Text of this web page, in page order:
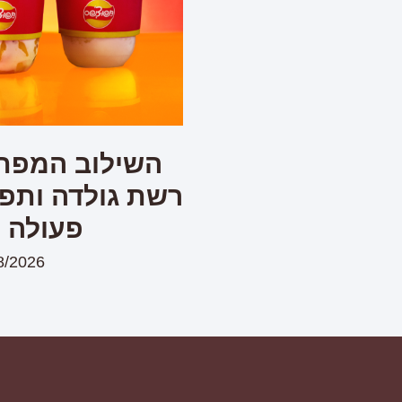
השילוב
רשת גולדה
פעולה
2026